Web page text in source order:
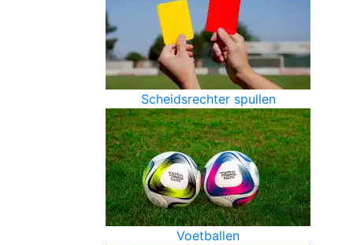
Scheidsrechter spullen
Voetballen